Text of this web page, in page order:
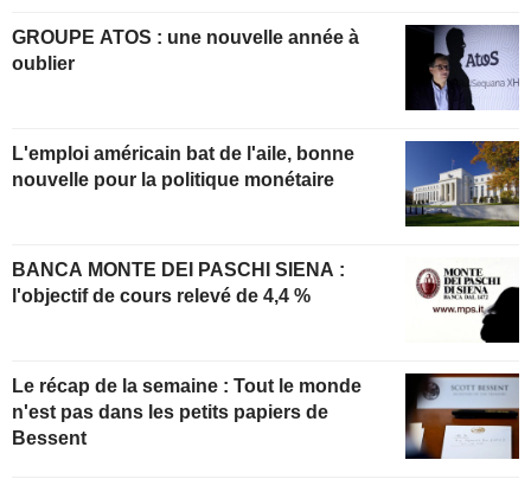
GROUPE ATOS : une nouvelle année à
oublier
L'emploi américain bat de l'aile, bonne
nouvelle pour la politique monétaire
BANCA MONTE DEI PASCHI SIENA :
l'objectif de cours relevé de 4,4 %
Le récap de la semaine : Tout le monde
n'est pas dans les petits papiers de
Bessent